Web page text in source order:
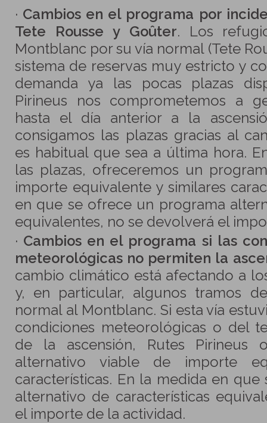
· Cambios en el programa por
Tete Rousse y Goûter. Los
Montblanc por su vía normal (Tete
sistema de reservas muy estricto y
demanda ya las pocas plazas
Pirineus nos comprometemos a
hasta el día anterior a la
consigamos las plazas gracias al
es habitual que sea a última hora.
las plazas, ofreceremos un
importe equivalente y similares
en que se ofrece un programa
equivalentes, no se devolverá el
· Cambios en el programa si las
meteorológicas no permiten la
cambio climático está afectando a
y, en particular, algunos tramos
normal al Montblanc. Si esta vía
condiciones meteorológicas o del
de la ascensión, Rutes Pirineus
alternativo viable de importe
características. En la medida en
alternativo de características
el importe de la actividad.